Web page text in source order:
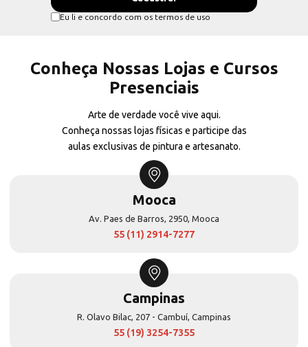
Eu li e concordo com os termos de uso
Conheça Nossas Lojas e Cursos
Presenciais
Arte de verdade você vive aqui.
Conheça nossas lojas físicas e participe das
aulas exclusivas de pintura e artesanato.
Mooca
Av. Paes de Barros, 2950, Mooca
55 (11) 2914-7277
Campinas
R. Olavo Bilac, 207 - Cambuí, Campinas
55 (19) 3254-7355